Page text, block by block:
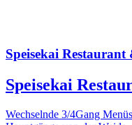
Speisekai Restaurant
Speisekai
Wechselnde 3/4Gang Menüs